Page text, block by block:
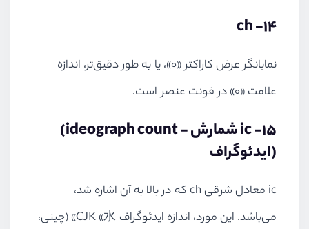
14- ch
نمایانگر عرض کاراکتر «0»، یا به طور دقیق‌تر، اندازه
علامت «0» در فونت عنصر است.
15- ic
(ideograph count - شمارش
ایدئوگراف)
ic‌ معادل شرقی ch که در بالا به آن اشاره شد،
می‌باشد. این مورد، اندازه ایدئوگراف CJK «水» (چینی،